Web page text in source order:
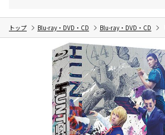
トップ Blu-ray・DVD・CD Blu-ray・DVD・CD